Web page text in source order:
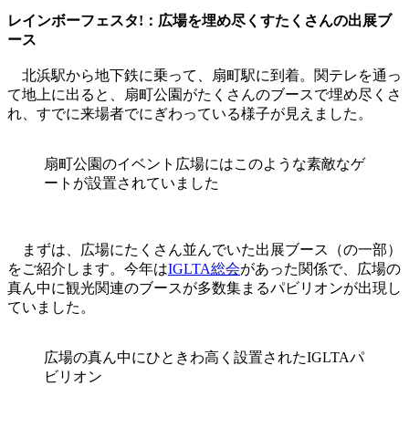
レインボーフェスタ!：広場を埋め尽くすたくさんの出展ブ
ース
北浜駅から地下鉄に乗って、扇町駅に到着。関テレを通っ
て地上に出ると、扇町公園がたくさんのブースで埋め尽くさ
れ、すでに来場者でにぎわっている様子が見えました。
扇町公園のイベント広場にはこのような素敵なゲ
ートが設置されていました
まずは、広場にたくさん並んでいた出展ブース（の一部）
をご紹介します。今年はIGLTA総会があった関係で、広場の
真ん中に観光関連のブースが多数集まるパビリオンが出現し
ていました。
広場の真ん中にひときわ高く設置されたIGLTAパ
ビリオン